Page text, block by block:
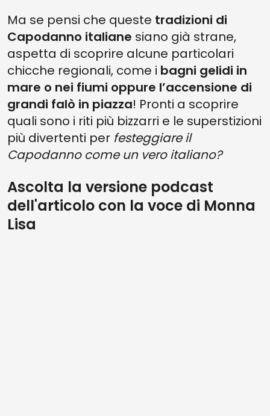
Ma se pensi che queste tradizioni di
Capodanno italiane siano già strane,
aspetta di scoprire alcune particolari
chicche regionali, come i bagni gelidi in
mare o nei fiumi oppure l’accensione di
grandi falò in piazza! Pronti a scoprire
quali sono i riti più bizzarri e le superstizioni
più divertenti per festeggiare il
Capodanno come un vero italiano?
Ascolta la versione podcast
dell'articolo con la voce di Monna
Lisa